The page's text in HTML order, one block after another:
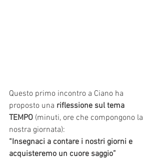
Questo primo incontro a Ciano ha
proposto una riflessione sul tema
TEMPO (minuti, ore che compongono la
nostra giornata):
“Insegnaci a contare i nostri giorni e
acquisteremo un cuore saggio”